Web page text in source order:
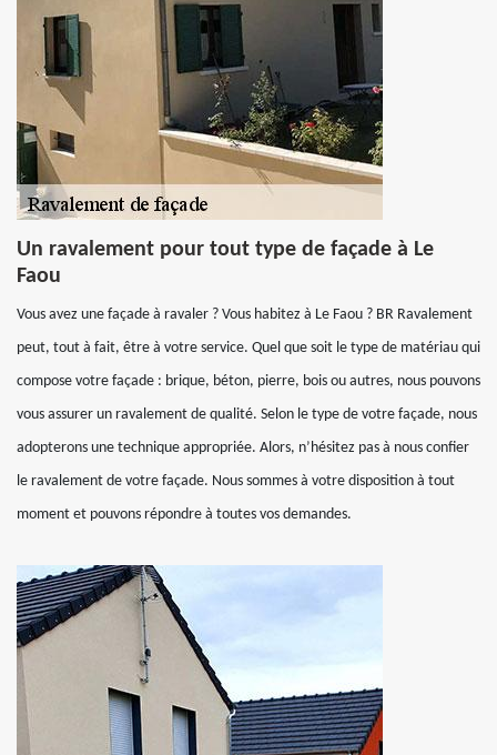
Un ravalement pour tout type de façade à Le
Faou
Vous avez une façade à ravaler ? Vous habitez à Le Faou ? BR Ravalement
peut, tout à fait, être à votre service. Quel que soit le type de matériau qui
compose votre façade : brique, béton, pierre, bois ou autres, nous pouvons
vous assurer un ravalement de qualité. Selon le type de votre façade, nous
adopterons une technique appropriée. Alors, n’hésitez pas à nous confier
le ravalement de votre façade. Nous sommes à votre disposition à tout
moment et pouvons répondre à toutes vos demandes.